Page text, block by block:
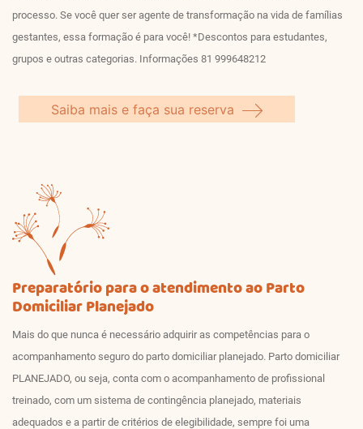
processo. Se você quer ser agente de transformação na vida de famílias
gestantes, essa formação é para você! *Descontos para estudantes,
grupos e outras categorias. Informações 81 999648212
Saiba mais e faça sua reserva
Preparatório para o atendimento ao Parto
Domiciliar Planejado
Mais do que nunca é necessário adquirir as competências para o
acompanhamento seguro do parto domiciliar planejado. Parto domiciliar
PLANEJADO, ou seja, conta com o acompanhamento de profissional
treinado, com um sistema de contingência planejado, materiais
adequados e a partir de critérios de elegibilidade, sempre foi uma